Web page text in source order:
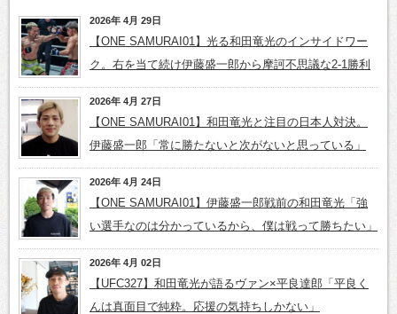
2026年 4月 29日
【ONE SAMURAI01】光る和田竜光のインサイドワー
ク。右を当て続け伊藤盛一郎から摩訶不思議な2-1勝利
2026年 4月 27日
【ONE SAMURAI01】和田竜光と注目の日本人対決。
伊藤盛一郎「常に勝たないと次がないと思っている」
2026年 4月 24日
【ONE SAMURAI01】伊藤盛一郎戦前の和田竜光「強
い選手なのは分かっているから、僕は戦って勝ちたい」
2026年 4月 02日
【UFC327】和田竜光が語るヴァン×平良達郎「平良く
んは真面目で純粋。応援の気持ちしかない」